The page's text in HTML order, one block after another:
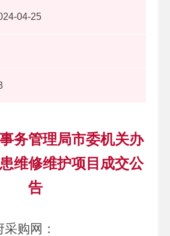
04-25
务管理局市委机关办
维修维护项目成交公
告
购网：